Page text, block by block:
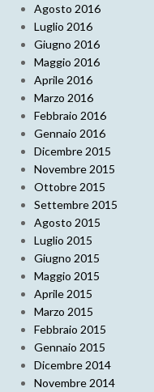
Agosto 2016
Luglio 2016
Giugno 2016
Maggio 2016
Aprile 2016
Marzo 2016
Febbraio 2016
Gennaio 2016
Dicembre 2015
Novembre 2015
Ottobre 2015
Settembre 2015
Agosto 2015
Luglio 2015
Giugno 2015
Maggio 2015
Aprile 2015
Marzo 2015
Febbraio 2015
Gennaio 2015
Dicembre 2014
Novembre 2014